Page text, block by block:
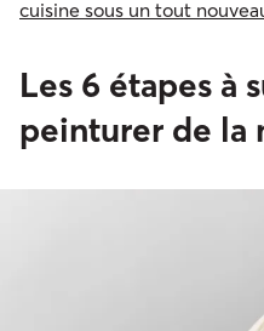
cuisine sous un tout
Les 6 étapes à
peinturer de la